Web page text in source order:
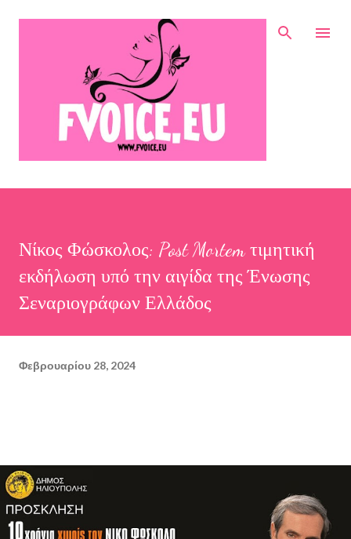
Μετάβαση στο κύριο περιεχόμενο
Νίκος Φώσκολος: Post Mortem τιμητική
εκδήλωση υπό την αιγίδα της Ένωσης
Σεναριογράφων Ελλάδος
Φεβρουαρίου 28, 2024